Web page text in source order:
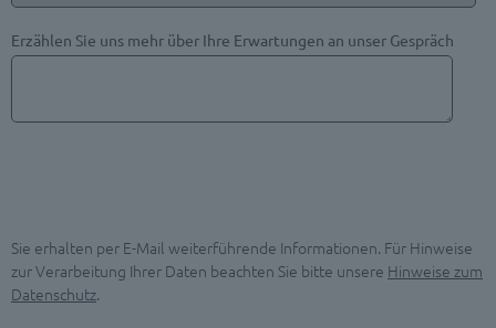
Erzählen Sie uns mehr über Ihre Erwartungen an unser Gespräch
Sie erhalten per E-Mail weiterführende Informationen. Für Hinweise
zur Verarbeitung Ihrer Daten beachten Sie bitte unsere Hinweise zum
Datenschutz.